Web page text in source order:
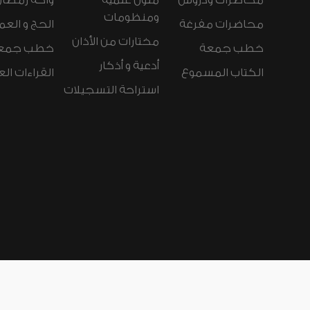
محاضرات مفرغة
خطب جمعة
الكتاب المسموع
ومنظومات
مختارات من الأذان
أدعية و أذكار
استراحة التسجيلات
الحج و
خطب
القراءات